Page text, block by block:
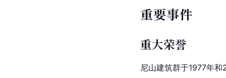
重要事件
重大荣誉
尼山建筑群于1977年